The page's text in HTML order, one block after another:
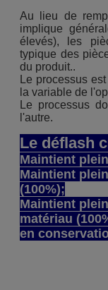
Au lieu de
implique
élevés), les
typique des
du produit..
Le processus
la variable de
Le processus
l'autre.
Le déflash
Maintient
Maintient
(100%);
Maintient
matériau
en